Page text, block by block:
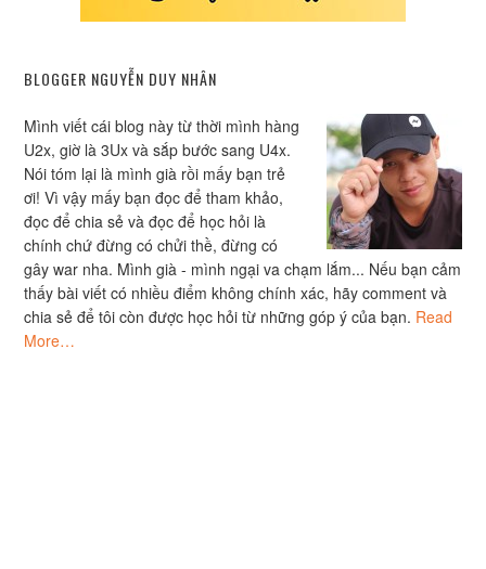
BLOGGER NGUYỄN DUY NHÂN
Mình viết cái blog này từ thời mình hàng
U2x, giờ là 3Ux và sắp bước sang U4x.
Nói tóm lại là mình già rồi mấy bạn trẻ
ơi! Vì vậy mấy bạn đọc để tham khảo,
đọc để chia sẻ và đọc để học hỏi là
chính chứ đừng có chửi thề, đừng có
gây war nha. Mình già - mình ngại va chạm lắm... Nếu bạn cảm
thấy bài viết có nhiều điểm không chính xác, hãy comment và
chia sẻ để tôi còn được học hỏi từ những góp ý của bạn. Read
More…